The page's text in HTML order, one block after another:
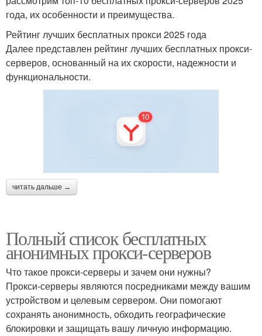
года, их особенности и преимущества.
Рейтинг лучших бесплатных прокси 2025 года
Далее представлен рейтинг лучших бесплатных прокси-
серверов, основанный на их скорости, надежности и
функциональности.
читать дальше →
Полный список бесплатных
анонимных прокси-серверов
Что такое прокси-серверы и зачем они нужны?
Прокси-серверы являются посредниками между вашим
устройством и целевым сервером. Они помогают
сохранять анонимность, обходить географические
блокировки и защищать вашу личную информацию.